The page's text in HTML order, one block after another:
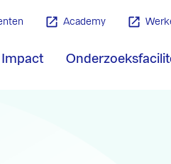
Impact
Academy